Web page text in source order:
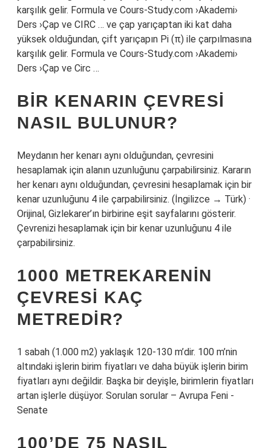
karşılık gelir. Formula ve Cours-Study.com ›Akademi›
Ders ›Çap ve CIRC … ve çap yarıçaptan iki kat daha
yüksek olduğundan, çift yarıçapın Pi (π) ile çarpılmasına
karşılık gelir. Formula ve Cours-Study.com ›Akademi›
Ders ›Çap ve Circ …
BIR KENARIN ÇEVRESI
NASIL BULUNUR?
Meydanın her kenarı aynı olduğundan, çevresini
hesaplamak için alanın uzunluğunu çarpabilirsiniz. Kararın
her kenarı aynı olduğundan, çevresini hesaplamak için bir
kenar uzunluğunu 4 ile çarpabilirsiniz. (İngilizce → Türk) ·
Orijinal, Gizlekarer’ın birbirine eşit sayfalarını gösterir.
Çevrenizi hesaplamak için bir kenar uzunluğunu 4 ile
çarpabilirsiniz.
1000 METREKARENIN
ÇEVRESI KAÇ
METREDIR?
1 sabah (1.000 m2) yaklaşık 120-130 m’dir. 100 m’nin
altındaki işlerin birim fiyatları ve daha büyük işlerin birim
fiyatları aynı değildir. Başka bir deyişle, birimlerin fiyatları
artan işlerle düşüyor. Sorulan sorular – Avrupa Feni -
Senate
100’DE 75 NASIL